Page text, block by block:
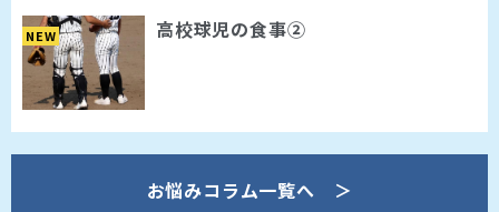
NEW 高校球児の食事②
お悩みコラム一覧へ ＞